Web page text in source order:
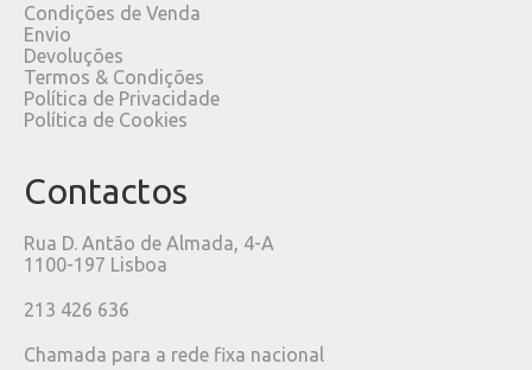
Condições de Venda
Envio
Devoluções
Termos & Condições
Política de Privacidade
Política de Cookies
Contactos
Rua D. Antão de Almada, 4-A
1100-197 Lisboa
213 426 636
Chamada para a rede fixa nacional